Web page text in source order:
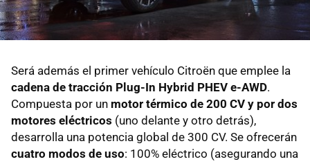
Será además el primer vehículo Citroën que emplee la
cadena de tracción Plug-In Hybrid PHEV e-AWD.
Compuesta por un motor térmico de 200 CV y por dos
motores eléctricos (uno delante y otro detrás),
desarrolla una potencia global de 300 CV. Se ofrecerán
cuatro modos de uso: 100% eléctrico (asegurando una